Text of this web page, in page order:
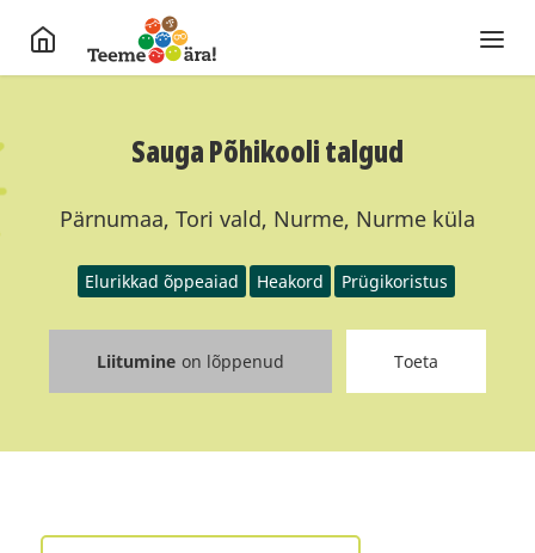
Sauga Põhikooli talgud
Pärnumaa, Tori vald, Nurme, Nurme küla
Elurikkad õppeaiad Heakord Prügikoristus
Liitumine on lõppenud Toeta